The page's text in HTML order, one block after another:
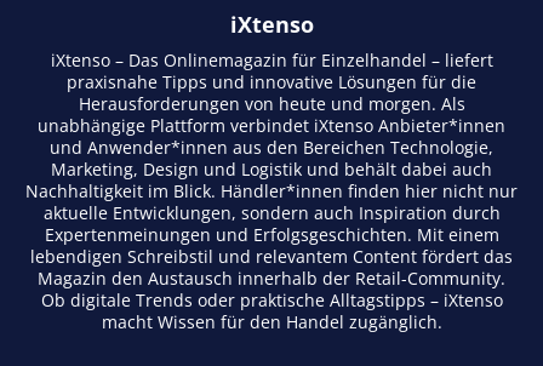
iXtenso
iXtenso – Das Onlinemagazin für Einzelhandel – liefert
praxisnahe Tipps und innovative Lösungen für die
Herausforderungen von heute und morgen. Als
unabhängige Plattform verbindet iXtenso Anbieter*innen
und Anwender*innen aus den Bereichen Technologie,
Marketing, Design und Logistik und behält dabei auch
Nachhaltigkeit im Blick. Händler*innen finden hier nicht nur
aktuelle Entwicklungen, sondern auch Inspiration durch
Expertenmeinungen und Erfolgsgeschichten. Mit einem
lebendigen Schreibstil und relevantem Content fördert das
Magazin den Austausch innerhalb der Retail-Community.
Ob digitale Trends oder praktische Alltagstipps – iXtenso
macht Wissen für den Handel zugänglich.